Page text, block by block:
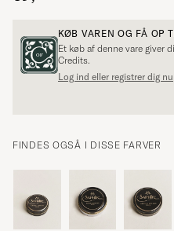
KØB VAREN OG FÅ OP
Et køb af denne vare giver
Credits.
Log ind eller registrer dig nu
FINDES OGSÅ I DISSE FARVER